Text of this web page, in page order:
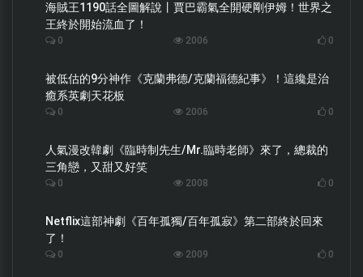
海賊王1190話全圖解說丨賈巴霸氣全開硬剛伊姆！世界之
王終於開始流血了！
0 2006 0
被低估的9分神作《克蘭弗德/克蘭福德紀事》！這纔是治
癒系英劇天花板
0 2006 0
人氣漫改韓劇《臨時制先生/Mr.臨時老師》來了，總裁的
三角戀，又甜又好笑
0 2008 0
Netflix這部神劇《百年孤獨/百年孤寂》第二部終於回來
了！
0 2009 0